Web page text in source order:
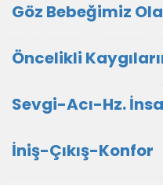
Göz Bebeğimiz
Öncelikli
Sevgi-Acı-Hz.
İniş-Çıkış-Konfor